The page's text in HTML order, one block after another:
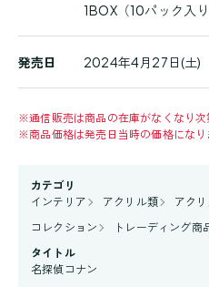
1BOX（10パック入
発売日 2024年4月27日(土)
※通信販売は商品の在庫がなくなり次
※商品価格は発売日当時の価格になり
カテゴリ
インテリア
アクリル類
アク
コレクション
トレーディング商
タイトル
名探偵コナン